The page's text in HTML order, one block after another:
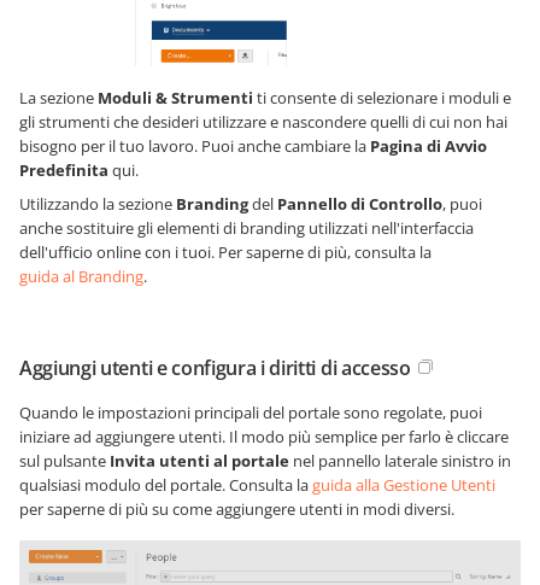
La sezione Moduli & Strumenti ti consente di selezionare i moduli e
gli strumenti che desideri utilizzare e nascondere quelli di cui non hai
bisogno per il tuo lavoro. Puoi anche cambiare la Pagina di Avvio
Predefinita qui.
Utilizzando la sezione Brandingdel Pannello di Controllo, puoi
anche sostituire gli elementi di branding utilizzati nell'interfaccia
dell'ufficio online con i tuoi. Per saperne di più, consulta la
guida al Branding.
Aggiungi utenti e configura i diritti di accesso
Quando le impostazioni principali del portale sono regolate, puoi
iniziare ad aggiungere utenti. Il modo più semplice per farlo è cliccare
sul pulsante Invita utenti al portale nel pannello laterale sinistro in
qualsiasi modulo del portale. Consulta laguida alla Gestione Utenti
per saperne di più su come aggiungere utenti in modi diversi.